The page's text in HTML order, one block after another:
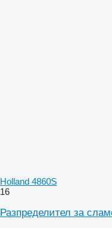
Holland 4860S
16
Разпределител за